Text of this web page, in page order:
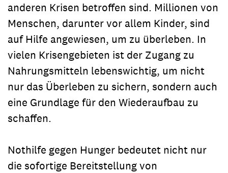
anderen Krisen betroffen sind. Millionen von
Menschen, darunter vor allem Kinder, sind
auf Hilfe angewiesen, um zu überleben. In
vielen Krisengebieten ist der Zugang zu
Nahrungsmitteln lebenswichtig, um nicht
nur das Überleben zu sichern, sondern auch
eine Grundlage für den Wiederaufbau zu
schaffen.
Nothilfe gegen Hunger bedeutet nicht nur
die sofortige Bereitstellung von